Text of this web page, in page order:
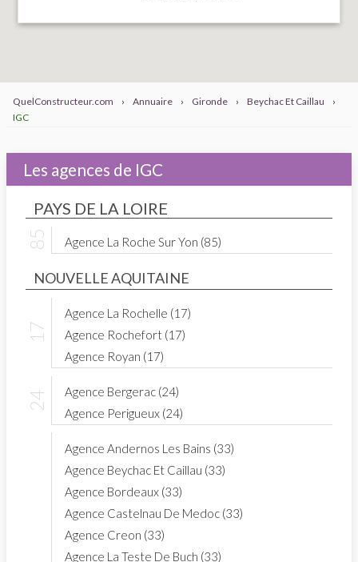
QuelConstructeur.com › Annuaire › Gironde › Beychac Et Caillau
›
IGC
Les agences de IGC
PAYS DE LA LOIRE
Agence La Roche Sur Yon (85)
NOUVELLE AQUITAINE
Agence La Rochelle (17)
Agence Rochefort (17)
Agence Royan (17)
Agence Bergerac (24)
Agence Perigueux (24)
Agence Andernos Les Bains (33)
Agence Beychac Et Caillau (33)
Agence Bordeaux (33)
Agence Castelnau De Medoc (33)
Agence Creon (33)
Agence La Teste De Buch (33)